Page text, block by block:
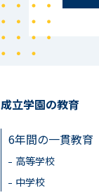
成立学園の教育
6年間の一貫教育
高等学校
中学校